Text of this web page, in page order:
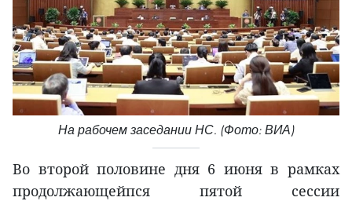
На рабочем заседании НС. (Фото: ВИА)
Во второй половине дня 6 июня в рамках
продолжающейпся пятой сессии